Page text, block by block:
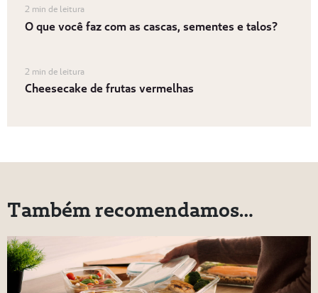
2 min de leitura
O que você faz com as cascas, sementes e talos?
2 min de leitura
Cheesecake de frutas vermelhas
Também recomendamos…